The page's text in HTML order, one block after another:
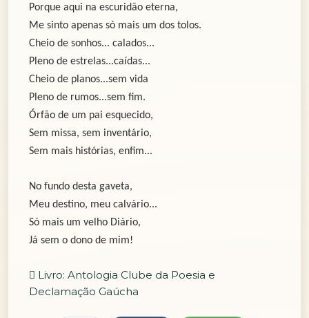
Porque aqui na escuridão eterna,
Me sinto apenas só mais um dos tolos.
Cheio de sonhos... calados...
Pleno de estrelas...caídas...
Cheio de planos...sem vida
Pleno de rumos...sem fim.
Órfão de um pai esquecido,
Sem missa, sem inventário,
Sem mais histórias, enfim...
No fundo desta gaveta,
Meu destino, meu calvário...
Só mais um velho Diário,
Já sem o dono de mim!
Livro: Antologia Clube da Poesia e
Declamação Gaúcha